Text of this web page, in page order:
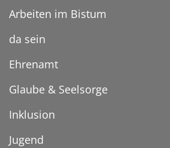
Arbeiten im Bistum
da sein
Ehrenamt
Glaube & Seelsorge
Inklusion
Jugend